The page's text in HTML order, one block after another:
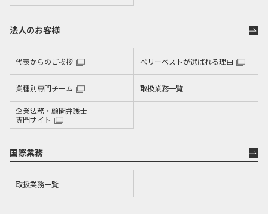
法人のお客様
代表からのご挨拶 ベリーベストが選ばれる理由
業種別専門チーム 取扱業務一覧
企業法務・顧問弁護士
専門サイト
国際業務
取扱業務一覧